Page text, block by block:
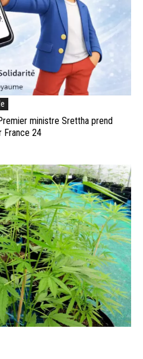
ministre Srettha prend
France 24